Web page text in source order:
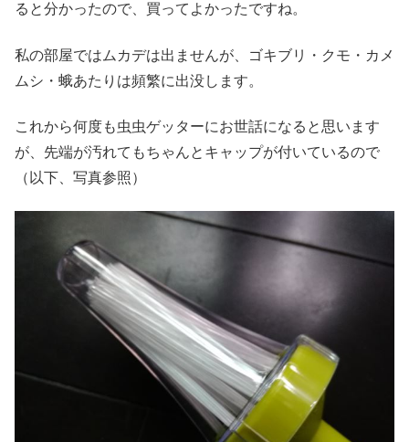
ると分かったので、買ってよかったですね。
私の部屋ではムカデは出ませんが、ゴキブリ・クモ・カメ
ムシ・蛾あたりは頻繁に出没します。
これから何度も虫虫ゲッターにお世話になると思います
が、先端が汚れてもちゃんとキャップが付いているので
（以下、写真参照）